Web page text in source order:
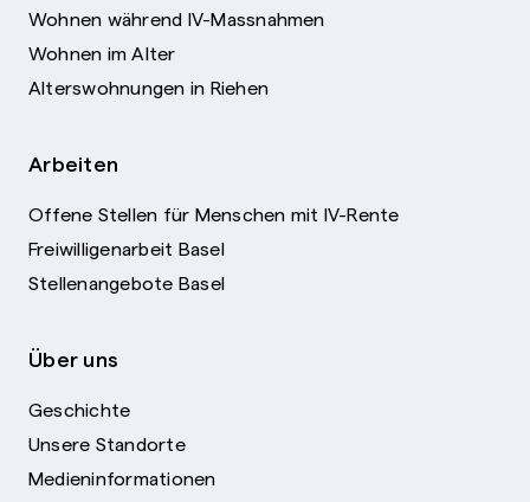
Wohnen während IV-Massnahmen
Wohnen im Alter
Alterswohnungen in Riehen
Arbeiten
Offene Stellen für Menschen mit IV-Rente
Freiwilligenarbeit Basel
Stellenangebote Basel
Über uns
Geschichte
Unsere Standorte
Medieninformationen